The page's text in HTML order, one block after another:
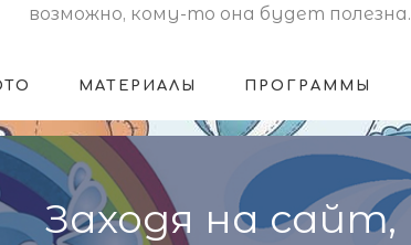
возможно, кому-то она будет полезна.
МАТЕРИАЛЫ ПРОГРАММЫ
Заходя на сайт,